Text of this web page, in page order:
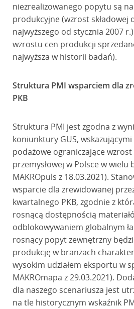
niezrealizowanego popytu są
produkcyjne (wzrost składowej
najwyższego od stycznia 2007
wzrostu cen produkcji
najwyższa w historii badań).
Struktura PMI wsparciem dla
PKB
Struktura PMI jest zgodna z
koniunktury GUS,
podażowe ograniczające
przemysłowej w Polsce w wielu
MAKROpuls z 18.03.2021).
wsparcie dla zrewidowanej
kwartalnego PKB, zgodnie z
rosnącą dostępnością
odblokowywaniem globalnym
rosnący popyt zewnętrzny
produkcję w branżach
wysokim udziałem eksportu w
MAKROmapa z 29.03.2021).
dla naszego scenariusza jest
na tle historycznym wskaźnik